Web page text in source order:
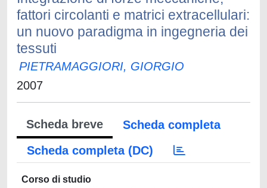
fattori circolanti e matrici extracellulari:
un nuovo paradigma in ingegneria dei
tessuti
PIETRAMAGGIORI, GIORGIO
2007
Scheda breve
Scheda completa
Scheda completa (DC)
Corso di studio